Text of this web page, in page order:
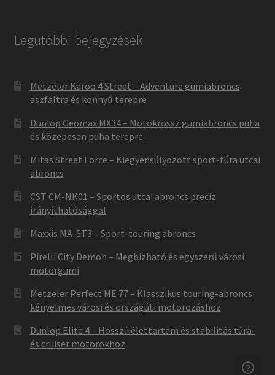
Legutóbbi bejegyzések
Metzeler Karoo 4 Street – Adventure gumiabroncs
aszfaltra és könnyű terepre
Dunlop Geomax MX34 – Motokrossz gumiabroncs puha
és közepesen puha terepre
Mitas Street Force – Kiegyensúlyozott sport-túra utcai
abroncs
CST CM-NK01 – Sportos utcai abroncs precíz
irányíthatósággal
Maxxis MA-ST3 – Sport-touring abroncs
Pirelli City Demon – Megbízható és egyszerű városi
motorgumi
Metzeler Perfect ME 77 – Klasszikus touring-abroncs
kényelmes városi és országúti motorozáshoz
Dunlop Elite 4 – Hosszú élettartam és stabilitás túra-
és cruiser motorokhoz